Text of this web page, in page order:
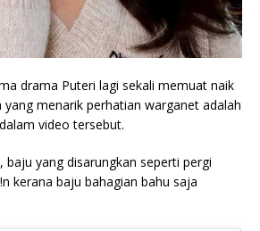
drama Puteri lagi sekali memuat naik
menarik perhatian warganet adalah
video tersebut.
baju yang disarungkan seperti pergi
kerana baju bahagian bahu saja